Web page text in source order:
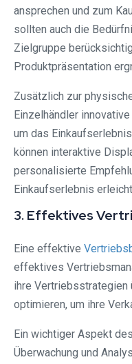
ansprechen und zum
sollten auch die
Zielgruppe
Produktpräsentation
Zusätzlich zur
Einzelhändler
um das
können interaktive
personalisierte
Einkaufserlebnis
3. Effektives
Eine effektive
effektives
ihre Vertriebsstrategien
optimieren, um ihre
Ein wichtiger Aspekt
Überwachung und